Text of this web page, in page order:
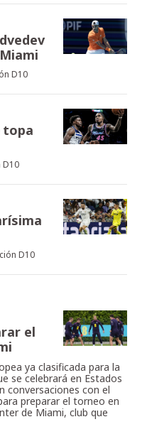
D10
topa
D10
D10
el
ya clasificada para la
se celebrará en Estados
conversaciones con el
preparar el torneo en
de Miami, club que